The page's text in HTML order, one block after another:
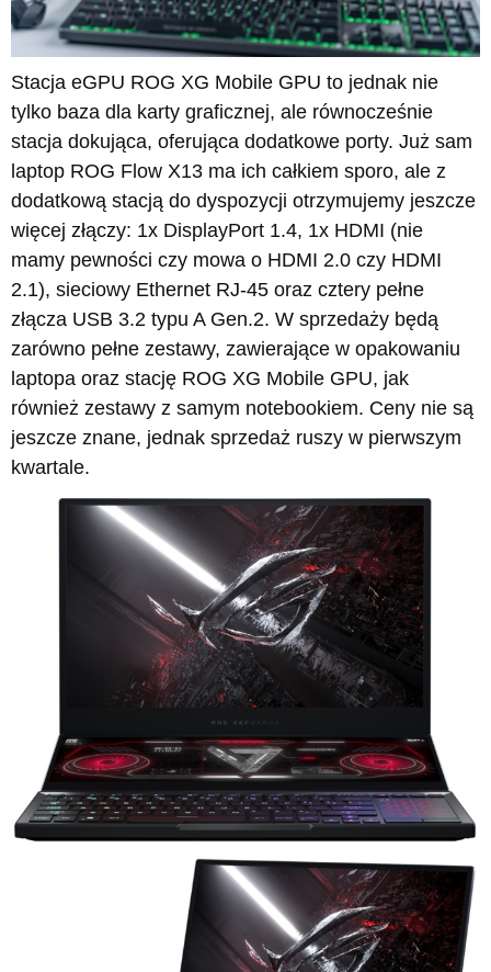
Stacja eGPU ROG XG Mobile GPU to jednak nie
tylko baza dla karty graficznej, ale równocześnie
stacja dokująca, oferująca dodatkowe porty. Już sam
laptop ROG Flow X13 ma ich całkiem sporo, ale z
dodatkową stacją do dyspozycji otrzymujemy jeszcze
więcej złączy: 1x DisplayPort 1.4, 1x HDMI (nie
mamy pewności czy mowa o HDMI 2.0 czy HDMI
2.1), sieciowy Ethernet RJ-45 oraz cztery pełne
złącza USB 3.2 typu A Gen.2. W sprzedaży będą
zarówno pełne zestawy, zawierające w opakowaniu
laptopa oraz stację ROG XG Mobile GPU, jak
również zestawy z samym notebookiem. Ceny nie są
jeszcze znane, jednak sprzedaż ruszy w pierwszym
kwartale.